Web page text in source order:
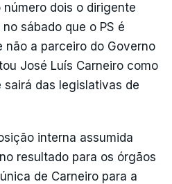
dois o dirigente
sábado que o PS é
não a parceiro do Governo
José Luís Carneiro como
das legislativas de
interna assumida
resultado para os órgãos
de Carneiro para a